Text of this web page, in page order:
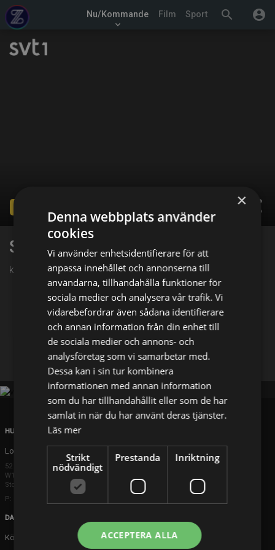
search account_circle
Nu/Kommande
keyboard_arrow_down
Film Sport
share
Sändningsuppehåll
kl. 01:50 på SVT1
Facebook X
HUVUDKONTOR
London
52 Brook Street
W1K 5DS London
Storbritannien
P: +44 203 608 8181
DANMARK
Köpenhamn
×
Denna webbplats använder
cookies
Vi använder enhetsidentifierare för att
anpassa innehållet och annonserna till
användarna, tillhandahålla funktioner för
sociala medier och analysera vår trafik. Vi
vidarebefordrar även sådana identifierare
och annan information från din enhet till
de sociala medier och annons- och
analysföretag som vi samarbetar med.
Dessa kan i sin tur kombinera
informationen med annan information
som du har tillhandahållit eller som de har
samlat in när du har använt deras tjänster.
Läs mer
Strikt
nödvändigt
Prestanda Inriktning
ACCEPTERA ALLA